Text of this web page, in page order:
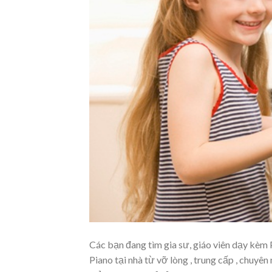
Các bạn đang tìm gia sư, giáo viên dạy
Piano tại nhà từ vỡ lòng , trung cấp ,